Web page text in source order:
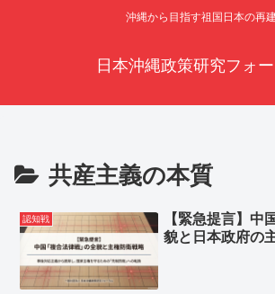
沖縄から目指す祖国日本の再
日本沖縄政策研究フォ
共産主義の本質
認知戦
【緊急提言】中
貌と日本政府の